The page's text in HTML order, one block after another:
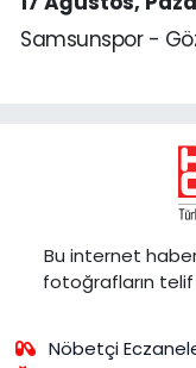
Samsunspor -
Bu internet
fotoğrafların
Nöbetçi